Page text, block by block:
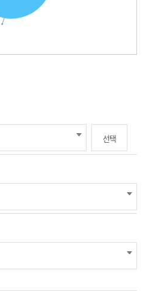
선택